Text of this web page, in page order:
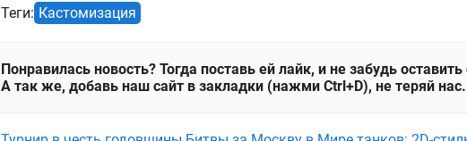
Теги: Кастомизация
Понравилась новость? Тогда поставь ей лайк, и не забудь
А так же, добавь наш сайт в закладки (нажми Ctrl+D), не теряй нас.